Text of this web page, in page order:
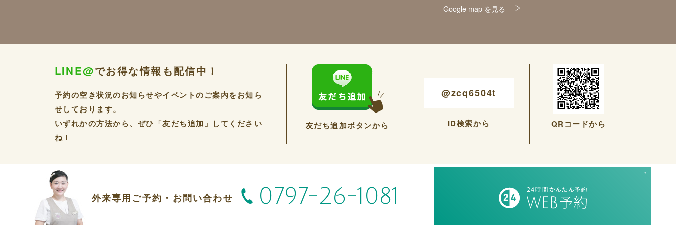
Google map を見る
LINE@でお得な情報も配信中！
予約の空き状況のお知らせやイベントのご案内をお知ら
せしております。
いずれかの方法から、ぜひ「友だち追加」してください
ね！
友だち追加ボタンから
@zcq6504t
ID検索から QRコードから
外来専用ご予約・お問い合わせ 0797-26-1081